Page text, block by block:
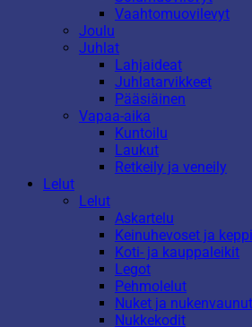
Vaahtomuovilevyt
Joulu
Juhlat
Lahjaideat
Juhlatarvikkeet
Pääsiäinen
Vapaa-aika
Kuntoilu
Laukut
Retkeily ja veneily
Lelut
Lelut
Askartelu
Keinuhevoset ja
Koti- ja kauppaleikit
Legot
Pehmolelut
Nuket ja nukenvaunut
Nukkekodit